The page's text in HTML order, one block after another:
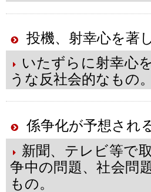
投機、射幸心を著
いたずらに射幸心
うな反社会的なもの。
係争化が予想され
新聞、テレビ等で
争中の問題、社会問
もの。